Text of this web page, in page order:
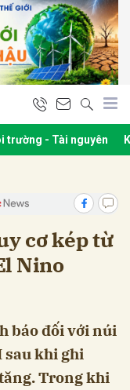
trường - Tài nguyên
cơ kép từ
Nino
báo đối với núi
khi ghi
Trong khi
Hủy